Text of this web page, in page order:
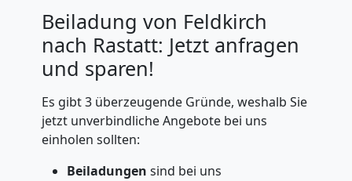
Beiladung von Feldkirch
nach Rastatt: Jetzt anfragen
und sparen!
Es gibt 3 überzeugende Gründe, weshalb Sie
jetzt unverbindliche Angebote bei uns
einholen sollten:
Beiladungen sind bei uns